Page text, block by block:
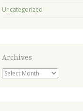
Uncategorized
Archives
Archives